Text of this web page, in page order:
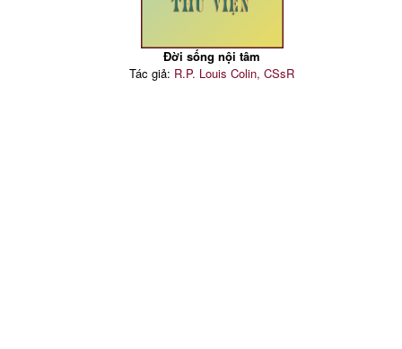
Đời sống nội tâm
Tác giả: R.P. Louis Colin, CSsR